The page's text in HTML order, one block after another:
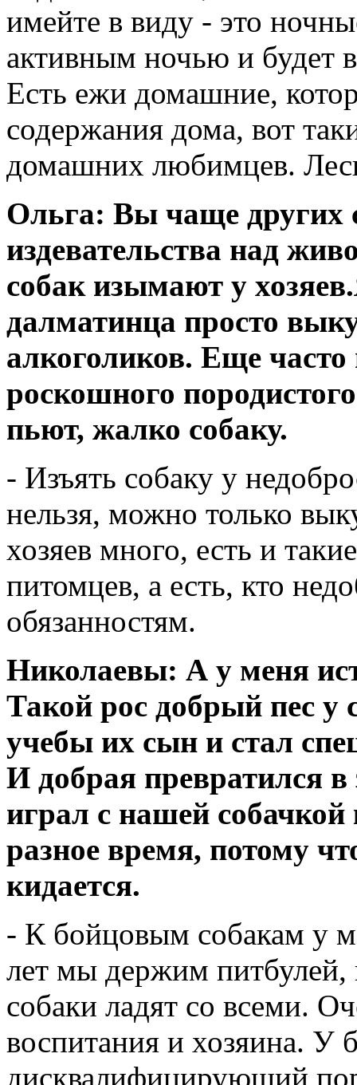
имейте в виду - это
активным ночью и будет
Есть ежи домашние,
содержания дома, вот
домашних любимцев.
Ольга: Вы чаще других
издевательства над
собак изымают у
далматинца просто
алкоголиков. Еще
роскошного
пьют, жалко собаку.
- Изъять собаку у
нельзя, можно только
хозяев много, есть и
питомцев, а есть, кто
обязанностям.
Николаевы: А у меня
Такой рос добрый пес у
учебы их сын и стал
И добрая превратился
играл с нашей
разное время, потому
кидается.
- К бойцовым собакам у
лет мы держим питбулей,
собаки ладят со всеми.
воспитания и хозяина. У
дисквалифицирующий